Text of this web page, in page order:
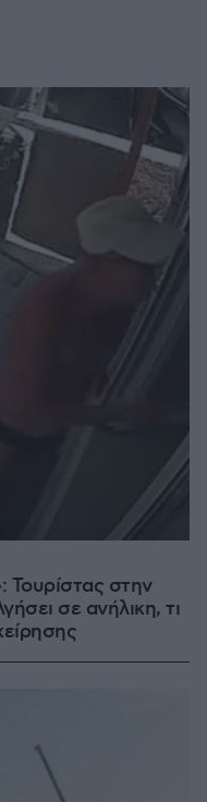
Τουρίστας στην
σε ανήλικη, τι